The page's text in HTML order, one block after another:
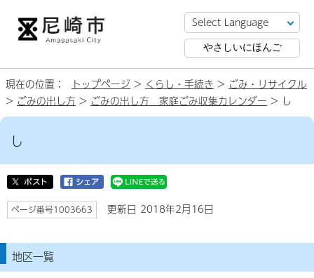
やさしいにほんご
現在の位置： トップページ > くらし・手続き > ごみ・リサイクル
> ごみの出し方 > ごみの出し方 家庭ごみ収集カレンダー > し
し
ページ番号1003663 更新日 2018年2月16日
地区一覧